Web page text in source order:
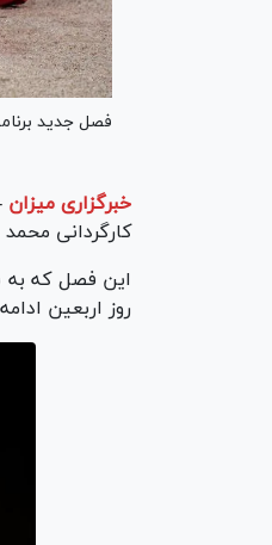
فصل جدید
خبرگزاری میزان
کارگردانی
روز اربعین